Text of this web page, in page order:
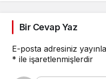
Bir Cevap Yaz
E-posta adresiniz
* ile işaretlenmişlerdir